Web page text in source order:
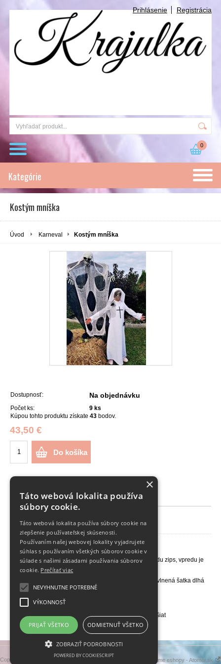
Prihlásenie Registrácia
0
Kategórie
Kostým mníška
Úvod Karneval Kostým mníška
Dostupnosť: Na objednávku
Počet ks: 9 ks
Kúpou tohto produktu získate 43 bodov.
43,50 €
Do košíka
Popis Charakteristiky
Kostým mníška
Kostým pozostáva zo šiat a šatky na hlavu.
Šaty- sú ušité do Áčka, v páse mierne vytvarované, vzadu zips, vpredu je
prišitý kríž 20cm.
Šatka- je ušitá ako čelenka z úpletu, na nej je prišitá bavlnená šatka dlhá
cca 70cm.
Do poznámky uveďte:
veľkosť (aktuálnu, akú dieťa nosí)
dĺžku kostýmu- merajte cez predok od pliec po spodok šiat
obvod hlavy
Copyright 2019 - 2026 © krajulka Vytvárame eshopy - Atomer.sk
×
Táto webová lokalita používa
súbory cookie.
Táto webová lokalita používa súbory cookie na
zlepšenie používateľskej skúsenosti.
Používaním našej webovej lokality vyjadrujete
súhlas s používaním všetkých súborov cookie v
súlade s našimi zásadami používania súborov
cookie. Prečítať viac
NEVYHNUTNE POTREBNÉ
VÝKONNOSŤ
PRIJAŤ VŠETKO ODMIETNUŤ VŠETKO
ZOBRAZIŤ PODROBNOSTI
POWERED BY COOKIESCRIPT